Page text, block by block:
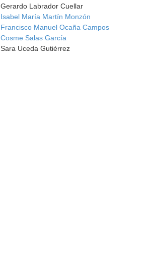
Gerardo Labrador Cuellar
Isabel María Martín Monzón
Francisco Manuel Ocaña Campos
Cosme Salas García
Sara Uceda Gutiérrez